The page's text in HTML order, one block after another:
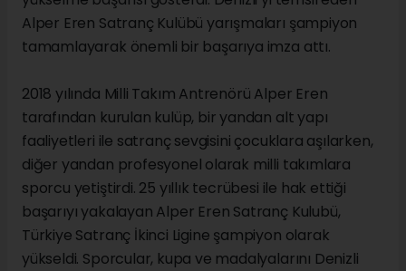
Alper Eren Satranç Kulübü yarışmaları şampiyon
tamamlayarak önemli bir başarıya imza attı.
2018 yılında Milli Takım Antrenörü Alper Eren
tarafından kurulan kulüp, bir yandan alt yapı
faaliyetleri ile satranç sevgisini çocuklara aşılarken,
diğer yandan profesyonel olarak milli takımlara
sporcu yetiştirdi. 25 yıllık tecrübesi ile hak ettiği
başarıyı yakalayan Alper Eren Satranç Kulubü,
Türkiye Satranç İkinci Ligine şampiyon olarak
yükseldi. Sporcular, kupa ve madalyalarını Denizli